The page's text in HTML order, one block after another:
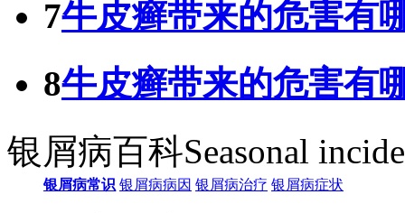
7牛皮癣带来的危害有
8牛皮癣带来的危害有
银屑病百科Seasonal
银屑病常识 银屑病病因 银屑病治疗 银屑病症状